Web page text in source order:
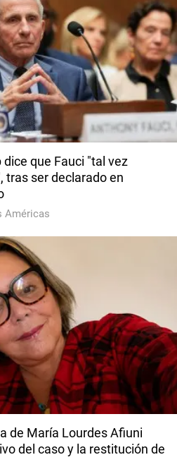
dice que Fauci "tal vez
tras ser declarado en
Américas
de María Lourdes Afiuni
del caso y la restitución de